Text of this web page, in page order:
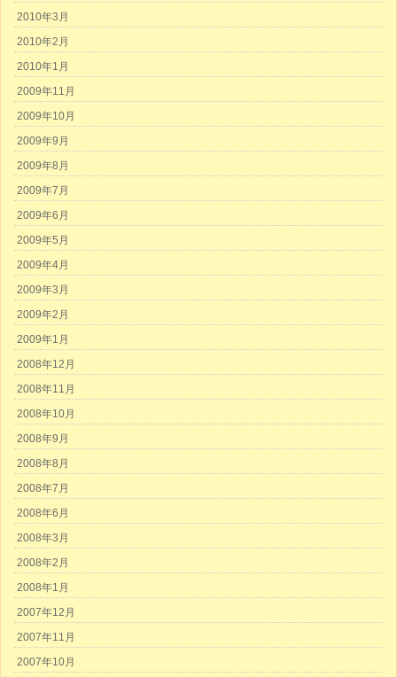
2010年3月
2010年2月
2010年1月
2009年11月
2009年10月
2009年9月
2009年8月
2009年7月
2009年6月
2009年5月
2009年4月
2009年3月
2009年2月
2009年1月
2008年12月
2008年11月
2008年10月
2008年9月
2008年8月
2008年7月
2008年6月
2008年3月
2008年2月
2008年1月
2007年12月
2007年11月
2007年10月